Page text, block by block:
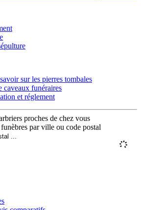
sur les pierres tombales
caveaux funéraires
et réglement
proches de chez vous
par ville ou code postal